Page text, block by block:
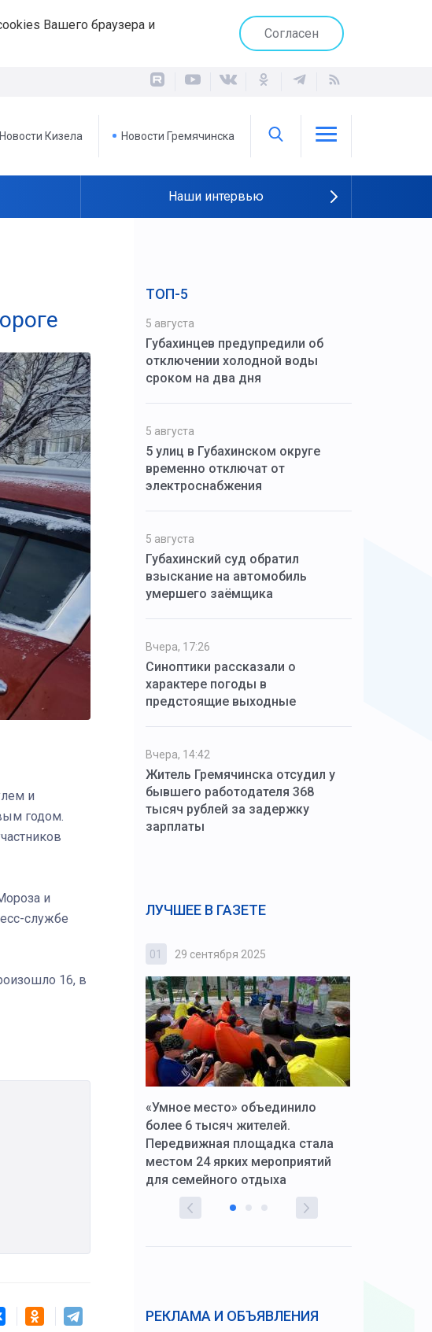
Вашего браузера и
Согласен
Новости Кизела Новости Гремячинска
Наши интервью
и
годом.
и
службе
16, в
ТОП-5
5 августа
Губахинцев предупредили об
отключении холодной воды
сроком на два дня
5 августа
5 улиц в Губахинском округе
временно отключат от
электроснабжения
5 августа
Губахинский суд обратил
взыскание на автомобиль
умершего заёмщика
Вчера, 17:26
Синоптики рассказали о
характере погоды в
предстоящие выходные
Вчера, 14:42
Житель Гремячинска отсудил у
бывшего работодателя 368
тысяч рублей за задержку
зарплаты
ЛУЧШЕЕ В ГАЗЕТЕ
свою детскую
01 29 сентября 2025
«Умное место» объединило
более 6 тысяч жителей.
Передвижная площадка стала
местом 24 ярких мероприятий
для семейного отдыха
РЕКЛАМА И ОБЪЯВЛЕНИЯ